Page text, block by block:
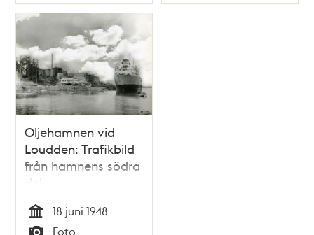
Oljehamnen vid
Loudden: Trafikbild
från hamnens södra
del.
Tid
18 juni 1948
Foto